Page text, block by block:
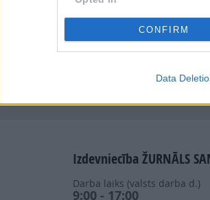
CONFIRM
Data
Izdevniecība ŽURNĀLS
Darba laiks (valsts darba d.)
9:00 - 17:00